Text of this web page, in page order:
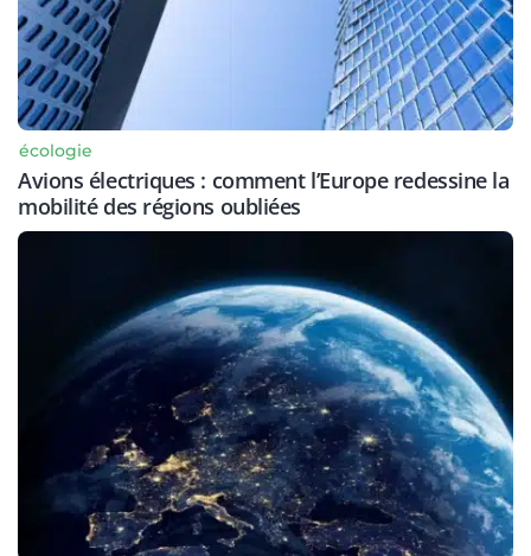
écologie
Avions électriques : comment l’Europe redessine la
mobilité des régions oubliées